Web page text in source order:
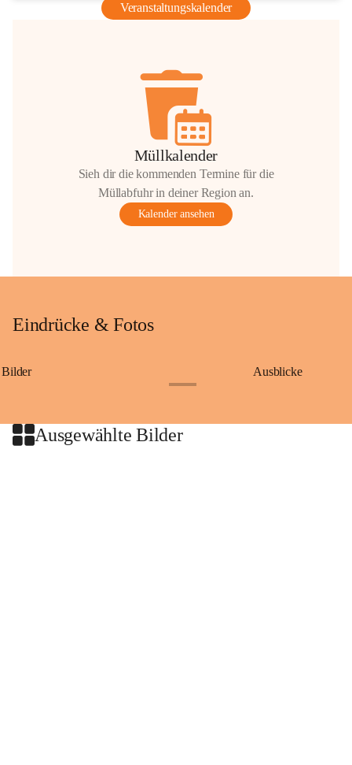
Veranstaltungskalender
Müllkalender
Sieh dir die kommenden Termine für die
Müllabfuhr in deiner Region an.
Kalender ansehen
Eindrücke & Fotos
Bilder Ausblicke
Ausgewählte Bilder